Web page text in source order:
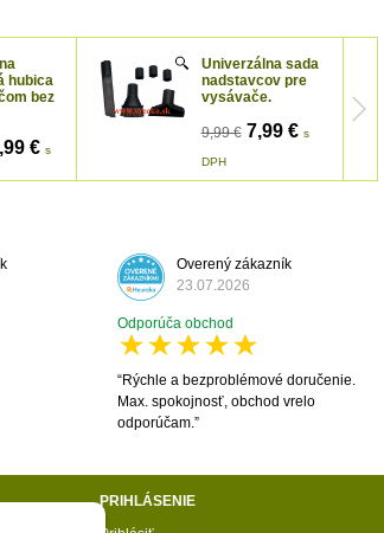
hubica
bez
€ s
Univerzálna sada
nadstavcov pre
vysávače.
9,99 €7,99 € s
DPH
Overený zákazník
23.07.2026
Odporúča obchod
Rýchle a bezproblémové doručenie.
Max. spokojnosť, obchod vrelo
odporúčam.
PRIHLÁSENIE